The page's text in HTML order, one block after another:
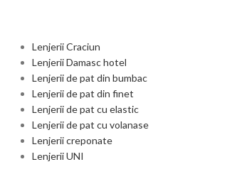
Lenjerii Craciun
Lenjerii Damasc hotel
Lenjerii de pat din bumbac
Lenjerii de pat din finet
Lenjerii de pat cu elastic
Lenjerii de pat cu volanase
Lenjerii creponate
Lenjerii UNI